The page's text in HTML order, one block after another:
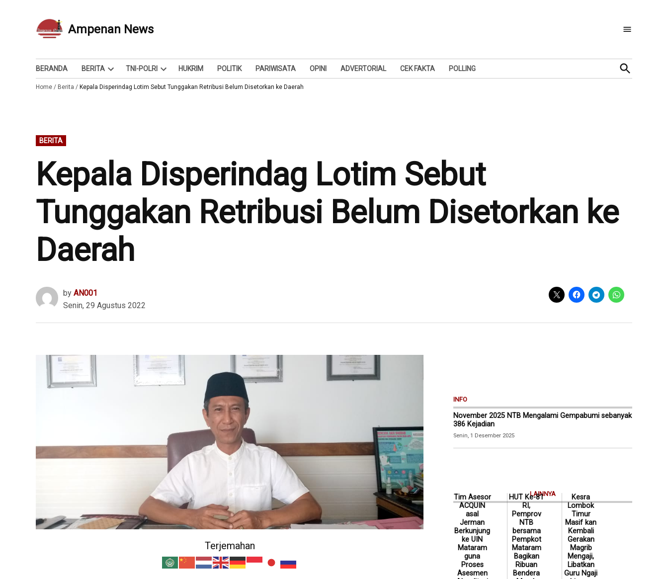
Ampenan News
Berita dan Info
BERANDA BERITA
Open
dropdown
TNI-POLRI
Open
dropdown
HUKRIM POLITIK PARIWISATA OPINI ADVERTORIAL CEK FAKTA POLLING
Open
Search
Home / Berita / Kepala Disperindag Lotim Sebut Tunggakan Retribusi Belum Disetorkan ke Daerah
POSTED
IN
BERITA
Kepala Disperindag Lotim Sebut
Tunggakan Retribusi Belum Disetorkan ke
Daerah
by AN001
Senin, 29 Agustus 2022
Terjemahan
INFO
November 2025 NTB Mengalami Gempabumi sebanyak
386 Kejadian
Senin, 1 Desember 2025
LAINNYA
Tim Asesor
ACQUIN
asal
Jerman
Berkunjung
ke UIN
Mataram
guna
Proses
Asesmen
HUT Ke-81
RI,
Pemprov
NTB
bersama
Pempkot
Mataram
Bagikan
Ribuan
Bendera
Kesra
Lombok
Timur
Masif kan
Kembali
Gerakan
Magrib
Mengaji,
Libatkan
Guru Ngaji